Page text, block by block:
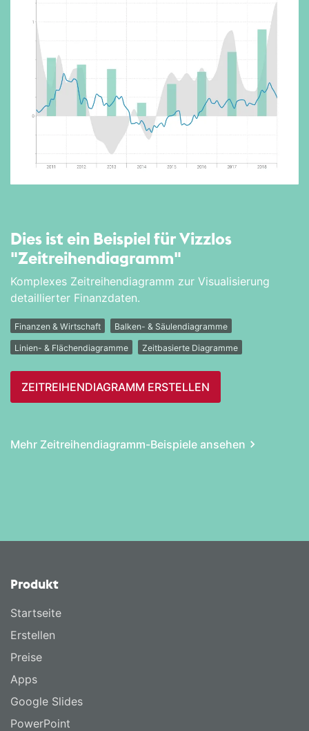
Dies ist ein Beispiel für Vizzlos
"Zeitreihen­diagramm"
Komplexes Zeitreihendiagramm zur Visualisierung
detaillierter Finanzdaten.
Finanzen & Wirtschaft Balken- & Säulendiagramme
Linien- & Flächendiagramme Zeitbasierte Diagramme
ZEITREIHEN­DIAGRAMM ERSTELLEN
Mehr Zeitreihen­diagramm-Beispiele ansehen
Produkt
Startseite
Erstellen
Preise
Apps
Google Slides
PowerPoint